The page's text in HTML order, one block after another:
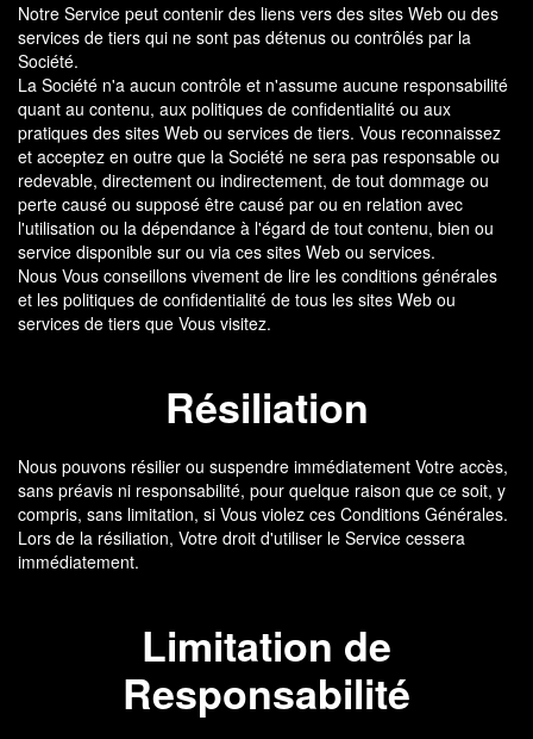
Notre Service peut contenir des liens vers des sites Web ou des
services de tiers qui ne sont pas détenus ou contrôlés par la
Société.
La Société n'a aucun contrôle et n'assume aucune responsabilité
quant au contenu, aux politiques de confidentialité ou aux
pratiques des sites Web ou services de tiers. Vous reconnaissez
et acceptez en outre que la Société ne sera pas responsable ou
redevable, directement ou indirectement, de tout dommage ou
perte causé ou supposé être causé par ou en relation avec
l'utilisation ou la dépendance à l'égard de tout contenu, bien ou
service disponible sur ou via ces sites Web ou services.
Nous Vous conseillons vivement de lire les conditions générales
et les politiques de confidentialité de tous les sites Web ou
services de tiers que Vous visitez.
Résiliation
Nous pouvons résilier ou suspendre immédiatement Votre accès,
sans préavis ni responsabilité, pour quelque raison que ce soit, y
compris, sans limitation, si Vous violez ces Conditions Générales.
Lors de la résiliation, Votre droit d'utiliser le Service cessera
immédiatement.
Limitation de
Responsabilité